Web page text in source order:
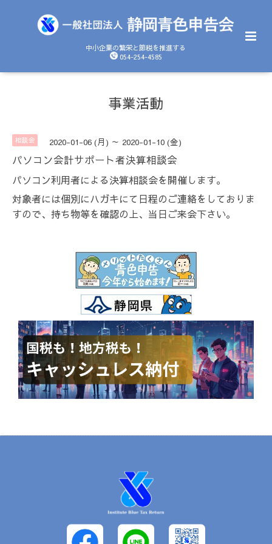
中小企業の繁栄と節税を推進する
054-254-4585
事業活動
相談会 2020-01-06 (月) ～ 2020-01-10 (金)
パソコン会計サポート者決算相談会
パソコン利用者による決算相談会を開催します。
対象者には個別にハガキにて日程のご連絡をしておりま
すので、持ち物等を確認の上、当日ご来会下さい。